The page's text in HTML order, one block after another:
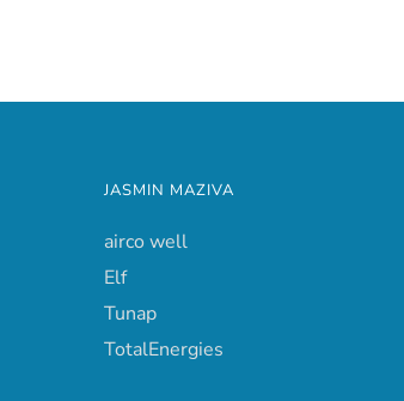
JASMIN MAZIVA
airco well
Elf
Tunap
TotalEnergies